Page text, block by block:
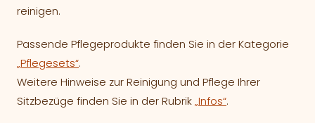
reinigen.
Passende Pflegeprodukte finden Sie in der Kategorie
„Pflegesets“.
Weitere Hinweise zur Reinigung und Pflege Ihrer
Sitzbezüge finden Sie in der Rubrik„Infos“.